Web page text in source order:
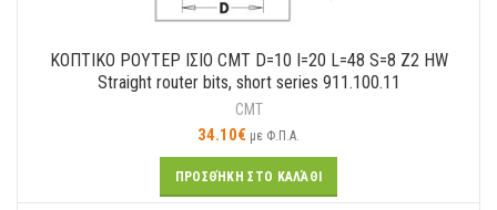
ΚΟΠΤΙΚΟ ΡΟΥΤΕΡ ΙΣΙΟ CMT D=10 I=20 L=48 S=8 Z2 HW
Straight router bits, short series 911.100.11
CMT
34.10€ με Φ.Π.Α.
ΠΡΟΣΘΉΚΗ ΣΤΟ ΚΑΛΆΘΙ